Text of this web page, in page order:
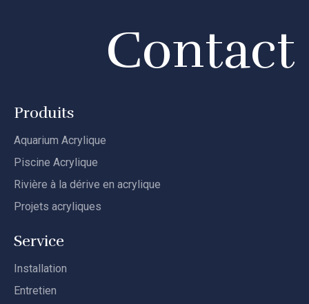
Contact
Produits
Aquarium Acrylique
Piscine Acrylique
Rivière à la dérive en acrylique
Projets acryliques
Service
Installation
Entretien